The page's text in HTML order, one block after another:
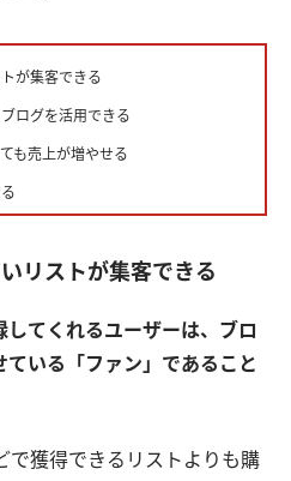
が集客できる
ログを活用できる
も売上が増やせる
リストが集客できる
てくれるユーザーは、ブロ
いる「ファン」であること
で獲得できるリストよりも購